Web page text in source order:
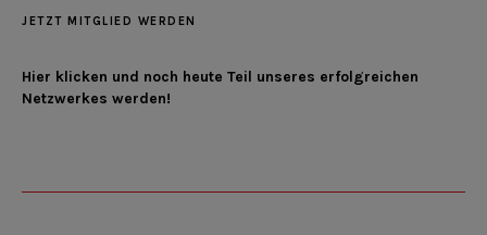
JETZT MITGLIED WERDEN
Hier klicken und noch heute Teil unseres erfolgreichen
Netzwerkes werden!